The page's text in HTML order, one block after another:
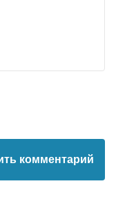
комментарий